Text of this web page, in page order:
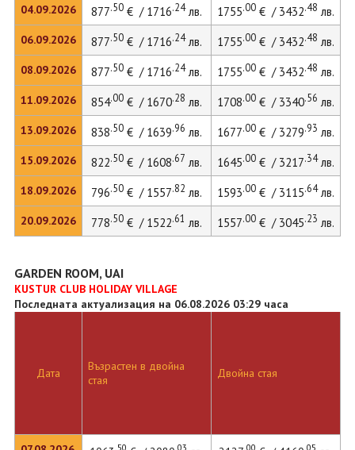
04.09.2026
06.09.2026
08.09.2026
11.09.2026
13.09.2026
15.09.2026
18.09.2026
20.09.2026
877.50€ / 1716.24лв. 1755.00€ / 3432.48 лв.
877.50€ / 1716.24лв. 1755.00€ / 3432.48 лв.
877.50€ / 1716.24лв. 1755.00€ / 3432.48 лв.
854.00€ / 1670.28 лв. 1708.00€ / 3340.56 лв.
838.50€ / 1639.96 лв. 1677.00€ / 3279.93 лв.
822.50€ / 1608.67 лв. 1645.00€ / 3217.34лв.
796.50€ / 1557.82 лв. 1593.00€ / 3115.64лв.
778.50€ / 1522.61 лв. 1557.00€ / 3045.23 лв.
GARDEN ROOM, UAI
KUSTUR CLUB HOLIDAY VILLAGE
Последната актуализация на 06.08.2026 03:29 часа
Дата
Възрастен в двойна
стая
Двойна стая
.50 .03 .00 .05